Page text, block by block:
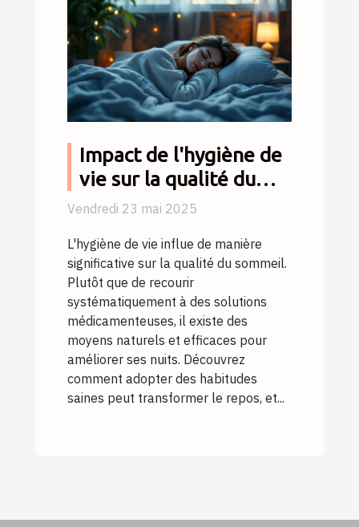
Impact de l'hygiène de
vie sur la qualité du
sommeil sans
Vendredi 23 mai 2025
L'hygiène de vie influe de manière
significative sur la qualité du sommeil.
Plutôt que de recourir
systématiquement à des solutions
médicamenteuses, il existe des
moyens naturels et efficaces pour
améliorer ses nuits. Découvrez
comment adopter des habitudes
saines peut transformer le repos, et...